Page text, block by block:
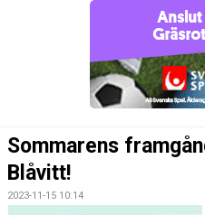
KLÄDER
LEDARE/UTBILDNING
Sommarens
Blåvitt!
2023-11-15 10:14